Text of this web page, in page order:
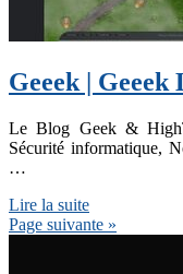
Geeek |
Le Blog Geek &
Sécurité informatique,
…
Lire la suite
Page suivante »